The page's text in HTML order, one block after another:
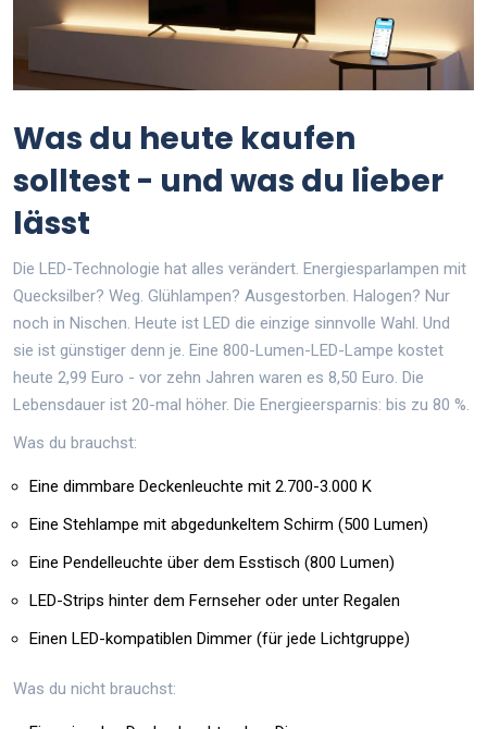
Was du heute kaufen
solltest - und was du lieber
lässt
Die LED-Technologie hat alles verändert. Energiesparlampen mit
Quecksilber? Weg. Glühlampen? Ausgestorben. Halogen? Nur
noch in Nischen. Heute ist LED die einzige sinnvolle Wahl. Und
sie ist günstiger denn je. Eine 800-Lumen-LED-Lampe kostet
heute 2,99 Euro - vor zehn Jahren waren es 8,50 Euro. Die
Lebensdauer ist 20-mal höher. Die Energieersparnis: bis zu 80 %.
Was du brauchst:
Eine dimmbare Deckenleuchte mit 2.700-3.000 K
Eine Stehlampe mit abgedunkeltem Schirm (500 Lumen)
Eine Pendelleuchte über dem Esstisch (800 Lumen)
LED-Strips hinter dem Fernseher oder unter Regalen
Einen LED-kompatiblen Dimmer (für jede Lichtgruppe)
Was du nicht brauchst: